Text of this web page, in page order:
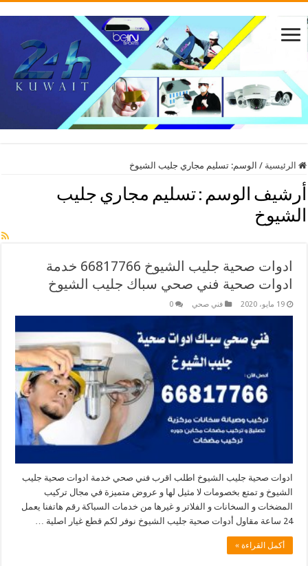
الرئيسية / الوسم:تسليم مجاري جليب الشيوخ
أرشيف الوسم :تسليم مجاري جليب
الشيوخ
ادوات صحية جليب الشيوخ 66817766 خدمة
ادوات صحية فني صحي سباك جليب الشيوخ
19 مايو، 2020 فني صحي 0
ادوات صحية جليب الشيوخ اطلب اقرب فني صحي خدمة ادوات صحية جليب
الشيوخ و تمتع بخصومات لا مثيل لها و عروض متميزة في مجال تركيب
المضخات و السخانات و الفلاتر و غيرها من خدمات السباكة رقم هاتفنا يعمل
24 ساعة مقاول أدوات صحية جليب الشيوخ نوفر لكم قطع غيار اصلية …
أكمل القراءة »